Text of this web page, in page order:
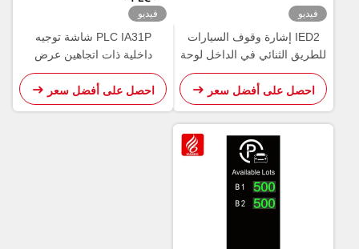
فيديو
IED2 إشارة وقوف السيارات
للطريق الثنائي في الداخل لوحة
توجيه عرض شاشة العين
احصل على أفضل سعر
فيديو
PLC IA31P شاشة توجيه
داخلية ذات اتجاهين عرض
مساحة وقوف السيارات
احصل على أفضل سعر